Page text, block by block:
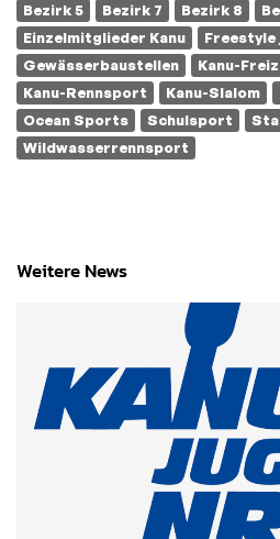
Bezirk 5
Bezirk 7 Bezirk 8
Einzelmitglieder Kanu
Freestyle
Gewässerbaustellen
Kanu-
Kanu-Rennsport
Kanu-Slalom
Ocean Sports
Schulsport
Wildwasserrennsport
Weitere News